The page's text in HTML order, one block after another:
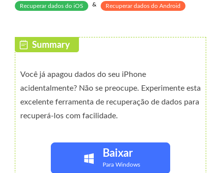
Recuperar dados do iOS
& Recuperar dados do Android
Você já apagou dados do seu iPhone
acidentalmente? Não se preocupe. Experimente esta
excelente ferramenta de recuperação de dados para
recuperá-los com facilidade.
Baixar
Para Windows